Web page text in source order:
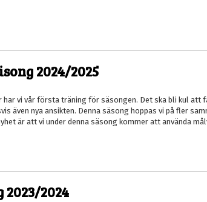
2024/2025
har vi vår första träning för säsongen. Det ska bli kul att
även nya ansikten. Denna säsong hoppas vi på fler
är att vi under denna säsong kommer att använda
2024